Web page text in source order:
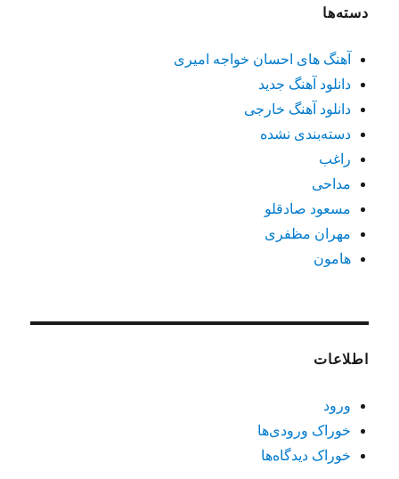
دسته‌ها
آهنگ های احسان خواجه امیری
دانلود آهنگ جدید
دانلود آهنگ خارجی
دسته‌بندی نشده
راغب
مداحی
مسعود صادقلو
مهران مظفری
هامون
اطلاعات
ورود
خوراک ورودی‌ها
خوراک دیدگاه‌ها